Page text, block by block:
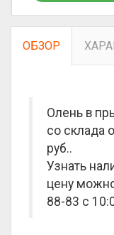
ОБЗОР
Олень в
со склада
руб..
Узнать
цену
88-83 с